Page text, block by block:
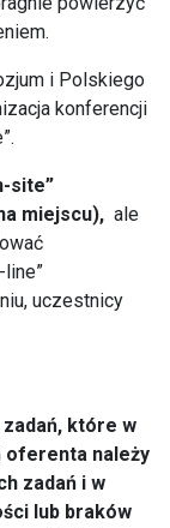
i Polskiego
konferencji
site”
miejscu), ale
uczestnicy
które w
oferenta należy
zadań i w
lub braków